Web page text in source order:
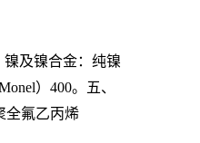
镍及镍合金：纯镍
）400。五、
全氟乙丙烯